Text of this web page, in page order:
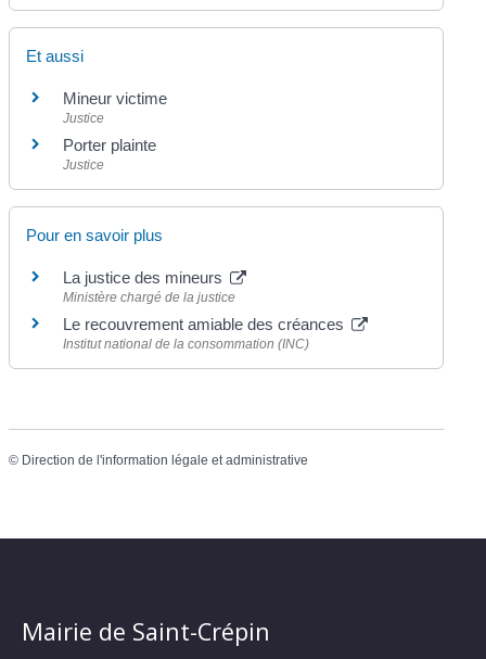
Et aussi
Mineur victime
Justice
Porter plainte
Justice
Pour en savoir plus
La justice des mineurs
Ministère chargé de la justice
Le recouvrement amiable des créances
Institut national de la consommation (INC)
© Direction de l'information légale et administrative
Mairie de Saint-Crépin